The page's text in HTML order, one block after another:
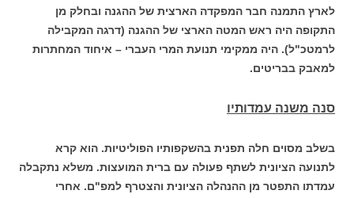
לארץ התמנה חבר המפקדה הארצית של ההגנה ובחלק מן
התקופה היה ראש המטה הארצי של ההגנה (דרגה המקבילה
לרמטכ"ל). היה ממקימי תנועת המרי העברי – איחוד המחתרות
למאבק בבריטים.
סנה משנה עמדותיו
בשלב מסוים חלה תפנית בהשקפותיו הפוליטיות. הוא קרא
לתנועה הציונית לשתף פעולה עם ברית המועצות. משלא נתקבלה
עמדתו התפטר מן ההנהלה הציונית והצטרף למפ"ם. אחרי